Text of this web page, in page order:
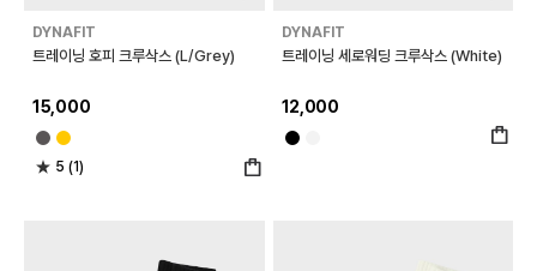
DYNAFIT
트레이닝 호피 크루삭스 (L/Grey)
15,000
5 (1)
DYNAFIT
트레이닝 세로워딩 크루삭스 (White)
12,000